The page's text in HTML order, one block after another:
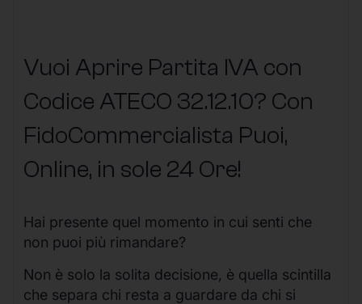
Vuoi Aprire Partita IVA con
Codice ATECO 32.12.10? Con
FidoCommercialista Puoi,
Online, in sole 24 Ore!
Hai presente quel momento in cui senti che
non puoi più rimandare?
Non è solo la solita decisione, è quella scintilla
che separa chi resta a guardare da chi si